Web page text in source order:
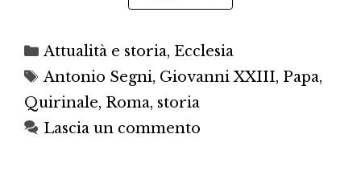
Categorie
Attualità e storia, Ecclesia
Tag
Antonio Segni, Giovanni XXIII, Papa,
Quirinale, Roma, storia
Lascia un commento